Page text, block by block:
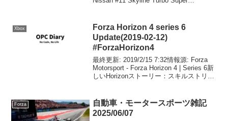
Xbox
Forza Horizon 4 series 6
Update(2019-02-12)
#ForzaHorizon4
最終更新: 2019/2/15 7:32情報源: Forza
Motorsport - Forza Horizon 4 | Series 6新
しいHorizonストーリー：スキルストリー
Forza
自動車・モータースポーツ雑記
2025/06/07